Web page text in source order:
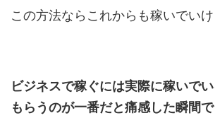
この方法ならこれからも稼いでいけ
ビジネスで稼ぐには実際に稼いで
もらうのが一番だと痛感した瞬間で